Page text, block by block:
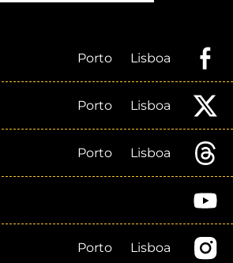
Porto Lisboa
Porto Lisboa
Porto Lisboa
Porto Lisboa